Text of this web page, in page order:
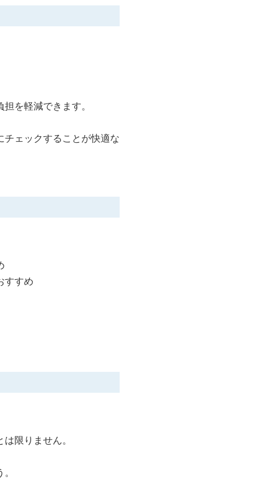
を軽減できます。
ェックすることが快適な
すすめ
限りません。